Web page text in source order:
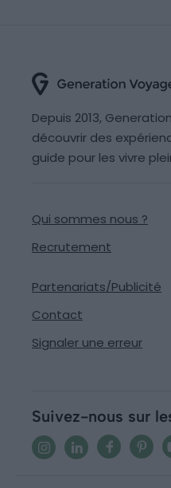
Depuis 2013,
découvrir des
guide pour les vivre
Qui sommes nous ?
Recrutement
Partenariats/Publicité
Contact
Signaler une erreur
Suivez-nous sur